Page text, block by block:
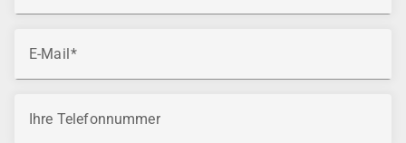
E-Mail
Ihre Telefonnummer